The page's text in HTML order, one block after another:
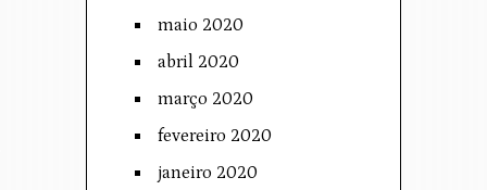
maio 2020
abril 2020
março 2020
fevereiro 2020
janeiro 2020